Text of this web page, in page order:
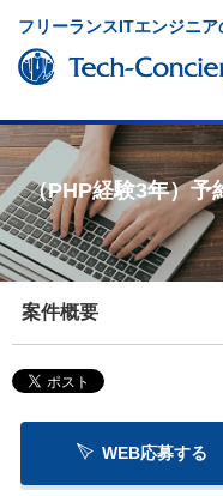
フリーランスITエンジニア
（PHP経験3年）予
案件概要
WEB応募する